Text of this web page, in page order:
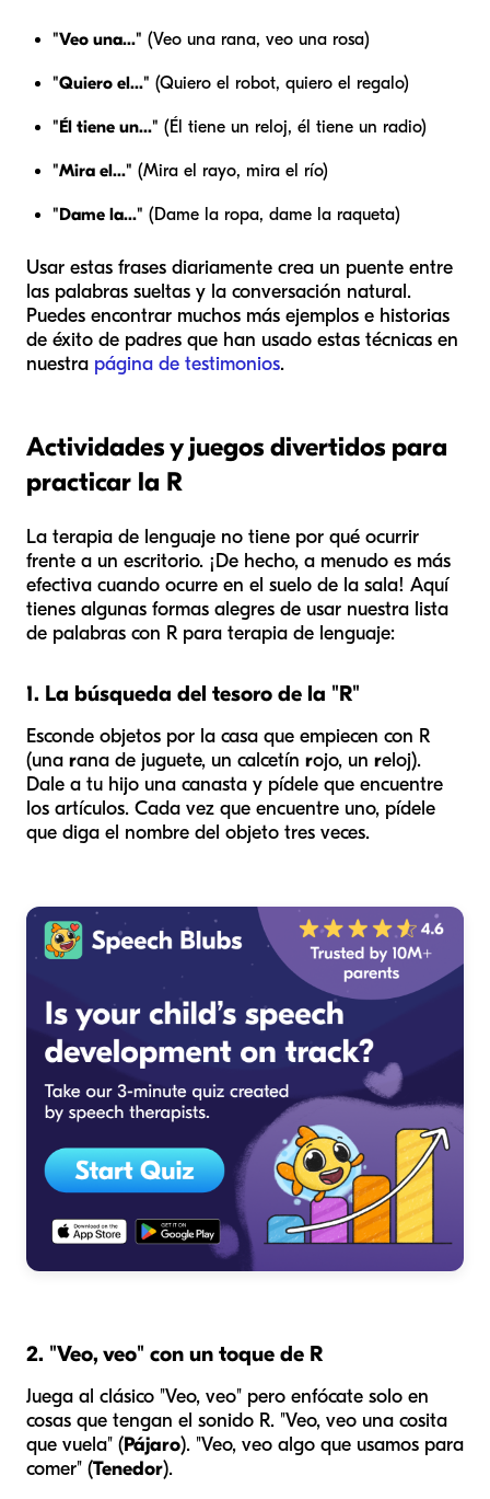
"Veo una..." (Veo una rana, veo una rosa)
"Quiero el..." (Quiero el robot, quiero el regalo)
"Él tiene un..." (Él tiene un reloj, él tiene un radio)
"Mira el..." (Mira el rayo, mira el río)
"Dame la..." (Dame la ropa, dame la raqueta)
Usar estas frases diariamente crea un puente entre
las palabras sueltas y la conversación natural.
Puedes encontrar muchos más ejemplos e historias
de éxito de padres que han usado estas técnicas en
nuestra página de testimonios.
Actividades y juegos divertidos para
practicar la R
La terapia de lenguaje no tiene por qué ocurrir
frente a un escritorio. ¡De hecho, a menudo es más
efectiva cuando ocurre en el suelo de la sala! Aquí
tienes algunas formas alegres de usar nuestra lista
de palabras con R para terapia de lenguaje:
1. La búsqueda del tesoro de la "R"
Esconde objetos por la casa que empiecen con R
(una rana de juguete, un calcetín rojo, un reloj).
Dale a tu hijo una canasta y pídele que encuentre
los artículos. Cada vez que encuentre uno, pídele
que diga el nombre del objeto tres veces.
2. "Veo, veo" con un toque de R
Juega al clásico "Veo, veo" pero enfócate solo en
cosas que tengan el sonido R. "Veo, veo una cosita
que vuela" (Pájaro). "Veo, veo algo que usamos para
comer" (Tenedor).